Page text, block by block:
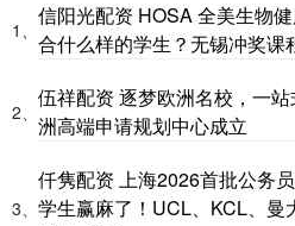
1、
信阳光配资 HOSA 全美生物
合什么样的学生？无锡冲奖课
2、
伍祥配资 逐梦欧洲名校，一
洲高端申请规划中心成立
3、
仟隽配资 上海2026首批公务
学生赢麻了！UCL、KCL、